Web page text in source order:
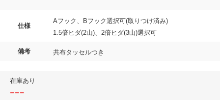
仕様
Aフック、Bフック選択可(取りつけ済み)
1.5倍ヒダ(2山)、2倍ヒダ(3山)選択可
備考 共布タッセルつき
在庫あり
---